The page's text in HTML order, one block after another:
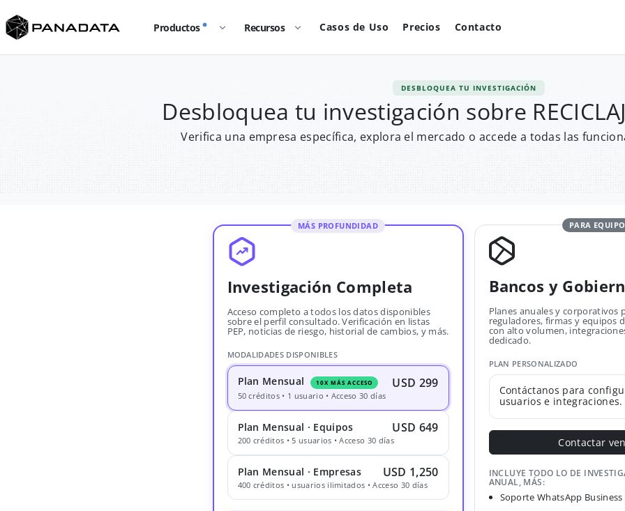
Productos Recursos Casos de Uso Precios Contacto
DESBLOQUEA TU INVESTIGACIÓN
Desbloquea tu investigación sobre
Verifica una empresa específica, explora el mercado o accede a todas las
MÁS PROFUNDIDAD
Investigación Completa
Acceso completo a todos los datos disponibles
sobre el perfil consultado. Verificación en listas
PEP, noticias de riesgo, historial de cambios, y más.
MODALIDADES DISPONIBLES
Plan Mensual 10X MÁS ACCESO USD 299
50 créditos • 1 usuario • Acceso 30 días
Plan Mensual · Equipos USD 649
200 créditos • 5 usuarios • Acceso 30 días
Plan Mensual · Empresas USD 1,250
400 créditos • usuarios ilimitados • Acceso 30 días
PARA
Bancos y
Planes anuales y corporativos
reguladores, firmas y equipos
con alto volumen,
dedicado.
PLAN PERSONALIZADO
Contáctanos para
usuarios e integraciones.
Contactar
INCLUYE TODO LO DE
ANUAL, MÁS:
Soporte WhatsApp Business